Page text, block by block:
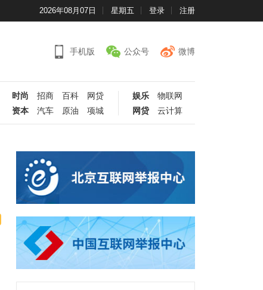
2026年08月07日 星期五 登录 注册
手机版 公众号 微博
时尚 招商 百科
网贷
资本
汽车 原油 项城
娱乐
物联网
网贷
云计算